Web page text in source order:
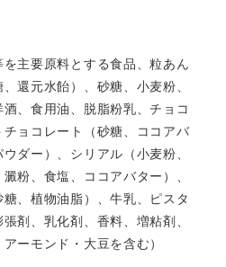
主要原料とする食品、粒あん
還元水飴）、砂糖、小麦粉、
、食用油、脱脂粉乳、チョコ
ョコレート（砂糖、ココアバ
ダー）、シリアル（小麦粉、
粉、食塩、ココアバター）、
、植物油脂）、牛乳、ピスタ
剤、乳化剤、香料、増粘剤、
ーモンド・大豆を含む）